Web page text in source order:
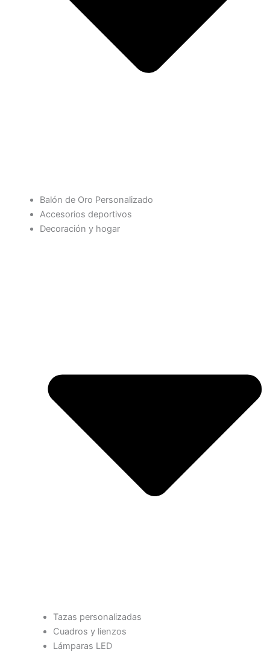
Balón de Oro Personalizado
Accesorios deportivos
Decoración y hogar
Tazas personalizadas
Cuadros y lienzos
Lámparas LED